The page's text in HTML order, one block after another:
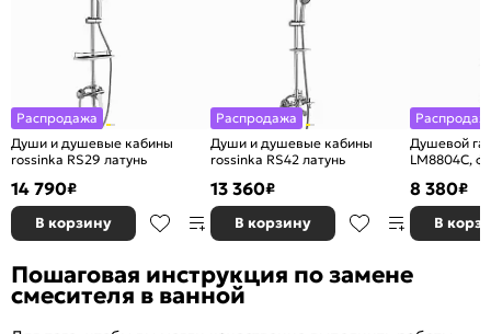
Распродажа
Души и душевые кабины
rossinka RS29 латунь
14 790₽
В корзину
Распродажа
Души и душевые кабины
rossinka RS42 латунь
13 360₽
В корзину
Душевой
LM8804C,
дождь"
8 380₽
В
Пошаговая инструкция по замене
смесителя в ванной